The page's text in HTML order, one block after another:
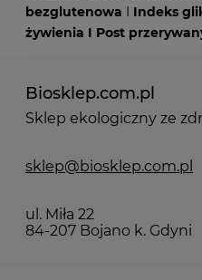
bezglutenowa I Indeks
żywienia I Post
Biosklep.com.pl
Sklep ekologiczny ze
sklep@biosklep.com.pl
ul. Miła 22
84-207 Bojano k. Gdyni